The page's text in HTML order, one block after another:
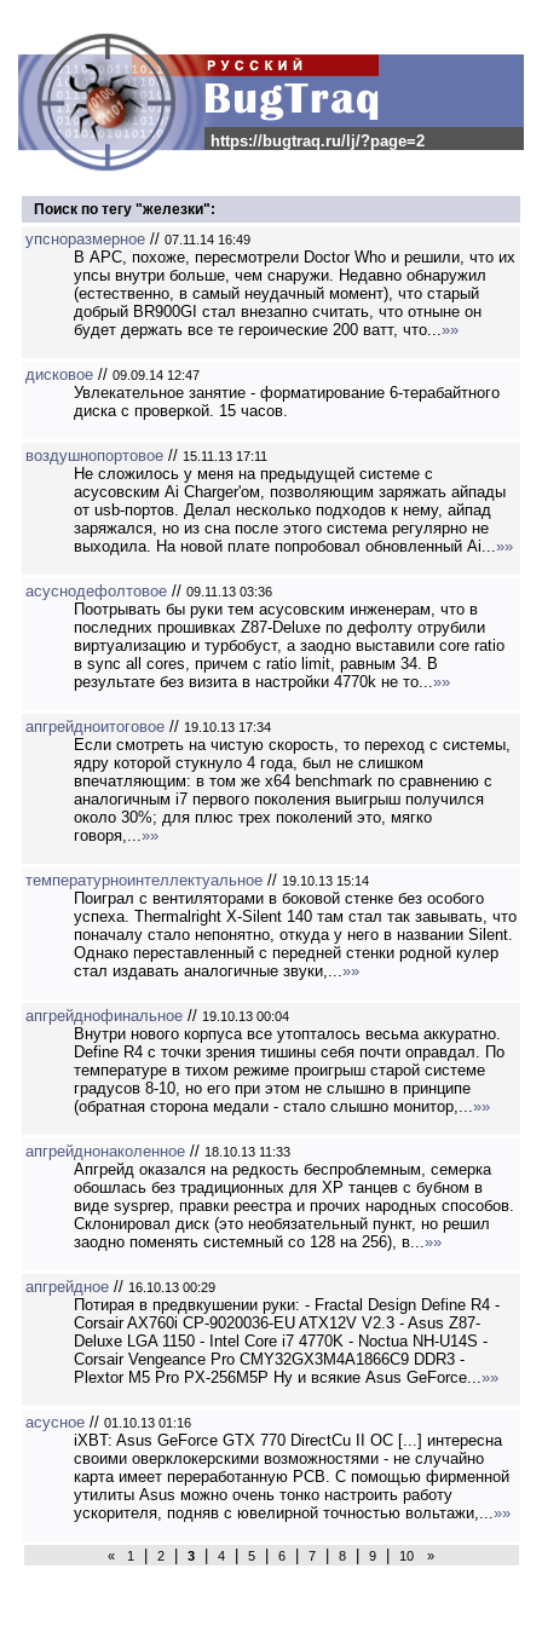
https://bugtraq.ru/lj/?page=2
Поиск по тегу "железки":
упсноразмерное // 07.11.14 16:49
В APC, похоже, пересмотрели Doctor Who и решили, что их
упсы внутри больше, чем снаружи. Недавно обнаружил
(естественно, в самый неудачный момент), что старый
добрый BR900GI стал внезапно считать, что отныне он
будет держать все те героические 200 ватт, что...»»
дисковое // 09.09.14 12:47
Увлекательное занятие - форматирование 6-терабайтного
диска с проверкой. 15 часов.
воздушнопортовое // 15.11.13 17:11
Не сложилось у меня на предыдущей системе с
асусовским Ai Charger'ом, позволяющим заряжать айпады
от usb-портов. Делал несколько подходов к нему, айпад
заряжался, но из сна после этого система регулярно не
выходила. На новой плате попробовал обновленный Ai...»»
асуснодефолтовое // 09.11.13 03:36
Поотрывать бы руки тем асусовским инженерам, что в
последних прошивках Z87-Deluxe по дефолту отрубили
виртуализацию и турбобуст, а заодно выставили core ratio
в sync all cores, причем c ratio limit, равным 34. В
результате без визита в настройки 4770k не то...»»
апгрейдноитоговое // 19.10.13 17:34
Если смотреть на чистую скорость, то переход с системы,
ядру которой стукнуло 4 года, был не слишком
впечатляющим: в том же x64 benchmark по сравнению с
аналогичным i7 первого поколения выигрыш получился
около 30%; для плюс трех поколений это, мягко
говоря,...»»
температурноинтеллектуальное // 19.10.13 15:14
Поиграл с вентиляторами в боковой стенке без особого
успеха. Thermalright X-Silent 140 там стал так завывать, что
поначалу стало непонятно, откуда у него в названии Silent.
Однако переставленный с передней стенки родной кулер
стал издавать аналогичные звуки,...»»
апгрейднофинальное // 19.10.13 00:04
Внутри нового корпуса все утопталось весьма аккуратно.
Define R4 с точки зрения тишины себя почти оправдал. По
температуре в тихом режиме проигрыш старой системе
градусов 8-10, но его при этом не слышно в принципе
(обратная сторона медали - стало слышно монитор,...»»
апгрейднонаколенное // 18.10.13 11:33
Апгрейд оказался на редкость беспроблемным, семерка
обошлась без традиционных для XP танцев с бубном в
виде sysprep, правки реестра и прочих народных способов.
Склонировал диск (это необязательный пункт, но решил
заодно поменять системный со 128 на 256), в...»»
апгрейдное // 16.10.13 00:29
Потирая в предвкушении руки: - Fractal Design Define R4 -
Corsair AX760i CP-9020036-EU ATX12V V2.3 - Asus Z87-
Deluxe LGA 1150 - Intel Core i7 4770K - Noctua NH-U14S -
Corsair Vengeance Pro CMY32GX3M4A1866C9 DDR3 -
Plextor M5 Pro PX-256M5P Ну и всякие Asus GeForce...»»
асусное // 01.10.13 01:16
iXBT: Asus GeForce GTX 770 DirectCu II OC [...] интересна
своими оверклокерскими возможностями - не случайно
карта имеет переработанную PCB. С помощью фирменной
утилиты Asus можно очень тонко настроить работу
ускорителя, подняв с ювелирной точностью вольтажи,...»»
« 1 2 3 4 5 6 7 8 9 10 »